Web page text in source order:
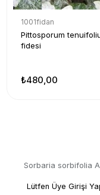
1001fidan
Pittosporum
fidesi
₺480,00
Sorbaria sorbifolia
Lütfen Üye Girişi